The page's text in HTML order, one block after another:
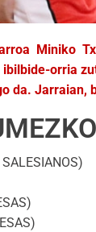
Miniko
orria
da. Jarraian,